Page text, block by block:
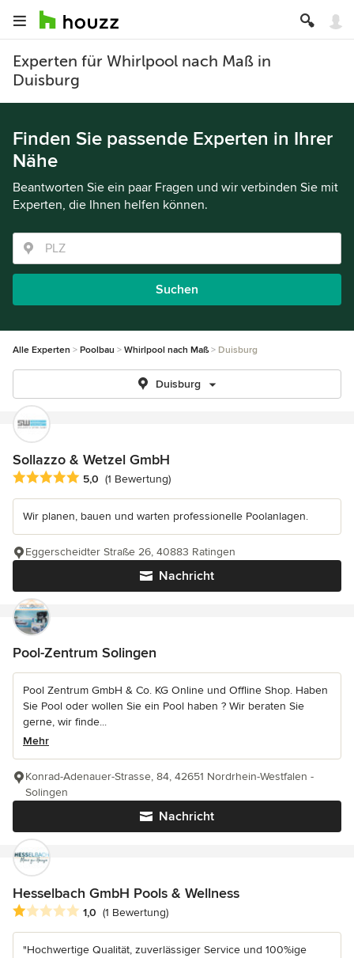
Experten für Whirlpool nach Maß in
Duisburg
Finden Sie passende Experten in Ihrer
Nähe
Beantworten Sie ein paar Fragen und wir verbinden Sie mit
Experten, die Ihnen helfen können.
Suchen
Alle Experten Poolbau Whirlpool nach Maß Duisburg
Duisburg
Sollazzo & Wetzel GmbH
Durchschnittliche Bewertung: 5 von 5 Sternen
5,0 (1 Bewertung)
Wir planen, bauen und warten professionelle Poolanlagen.
Nachricht
Eggerscheidter Straße 26, 40883 Ratingen
Pool-Zentrum Solingen
Pool Zentrum GmbH & Co. KG Online und Offline Shop. Haben
Sie Pool oder wollen Sie ein Pool haben ? Wir beraten Sie
gerne, wir finde...
Mehr
Nachricht
Konrad-Adenauer-Strasse, 84, 42651 Nordrhein-Westfalen -
Solingen
Hesselbach GmbH Pools & Wellness
Durchschnittliche Bewertung: 1 von 5 Sternen
1,0 (1 Bewertung)
"Hochwertige Qualität, zuverlässiger Service und 100%ige